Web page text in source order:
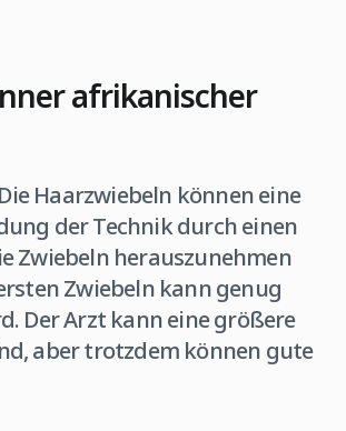
afrikanischer
Haarzwiebeln können eine
der Technik durch einen
Zwiebeln herauszunehmen
Zwiebeln kann genug
Der Arzt kann eine größere
aber trotzdem können gute